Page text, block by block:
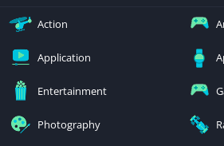
Action
Application
Entertainment
Photography